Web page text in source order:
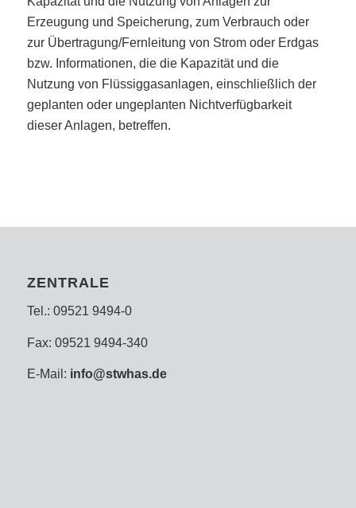
Erzeugung und Speicherung, zum Verbrauch oder
zur Übertragung/Fernleitung von Strom oder Erdgas
bzw. Informationen, die die Kapazität und die
Nutzung von Flüssiggasanlagen, einschließlich der
geplanten oder ungeplanten Nichtverfügbarkeit
dieser Anlagen, betreffen.
ZENTRALE
Tel.: 09521 9494-0
Fax: 09521 9494-340
E-Mail: info@stwhas.de